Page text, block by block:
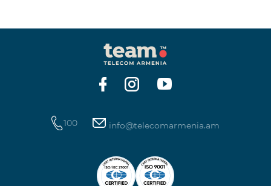
100 info@telecomarmenia.am